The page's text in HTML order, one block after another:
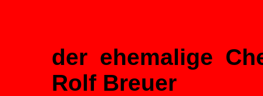
der ehemalige
Rolf Breuer